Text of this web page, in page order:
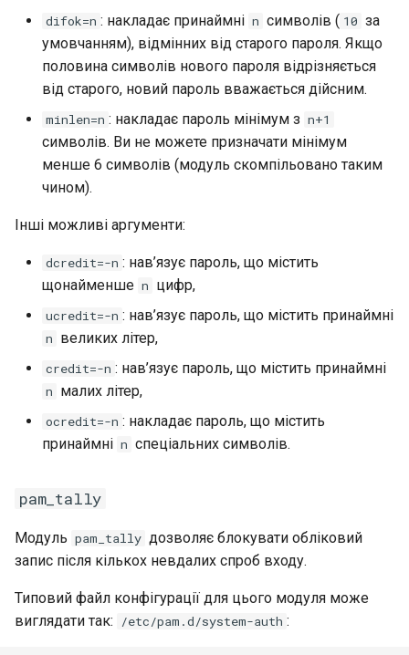
difok=n : накладає принаймні n символів ( 10 за
умовчанням), відмінних від старого пароля. Якщо
половина символів нового пароля відрізняється
від старого, новий пароль вважається дійсним.
minlen=n : накладає пароль мінімум з n+1
символів. Ви не можете призначати мінімум
менше 6 символів (модуль скомпільовано таким
чином).
Інші можливі аргументи:
dcredit=-n : нав’язує пароль, що містить
щонайменше n цифр,
ucredit=-n : нав’язує пароль, що містить принаймні
n великих літер,
credit=-n : нав’язує пароль, що містить принаймні
n малих літер,
ocredit=-n : накладає пароль, що містить
принаймні n спеціальних символів.
pam_tally
Модуль pam_tally дозволяє блокувати обліковий
запис після кількох невдалих спроб входу.
Типовий файл конфігурації для цього модуля може
виглядати так:
/etc/pam.d/system-auth :